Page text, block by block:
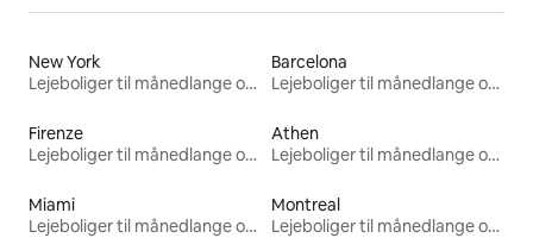
New York
Lejeboliger til månedlange ophold
Barcelona
Lejeboliger til månedlange ophold
Firenze
Lejeboliger til månedlange ophold
Athen
Lejeboliger til månedlange ophold
Miami
Lejeboliger til månedlange ophold
Montreal
Lejeboliger til månedlange ophold